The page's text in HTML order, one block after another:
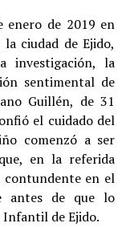
enero de 2019 en
ciudad de Ejido,
investigación, la
sentimental de
Guillén, de 31
el cuidado del
comenzó a ser
en la referida
en el
antes de que lo
de Ejido.